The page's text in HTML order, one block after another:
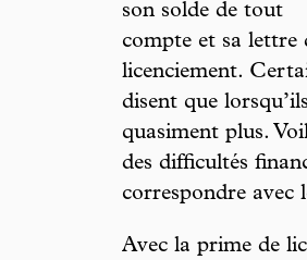
son solde de tout
compte et sa lettre
licenciement.
disent que
quasiment plus.
des difficultés
correspondre avec
Avec la prime de